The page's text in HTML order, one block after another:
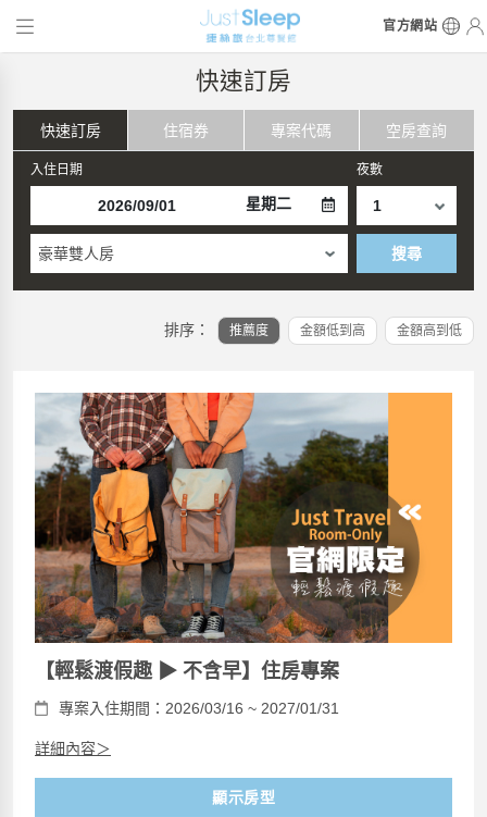
官方網站
快速訂房
快速訂房 住宿券 專案代碼 空房查詢
入住日期
星期二
夜數
豪華雙人房 搜尋
排序： 推薦度 金額低到高 金額高到低
【輕鬆渡假趣 ▶ 不含早】住房專案
專案入住期間：2026/03/16 ~ 2027/01/31
詳細內容＞
顯示房型